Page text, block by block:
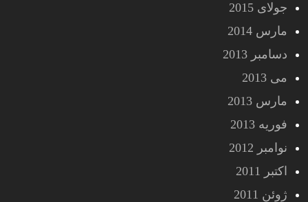
جولای 2015
مارس 2014
دسامبر 2013
می 2013
مارس 2013
فوریه 2013
نوامبر 2012
اکتبر 2011
ژوئن 2011